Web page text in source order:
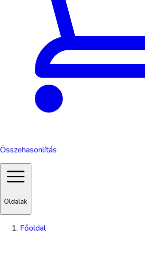
Összehasonlítás
Oldalak
Főoldal